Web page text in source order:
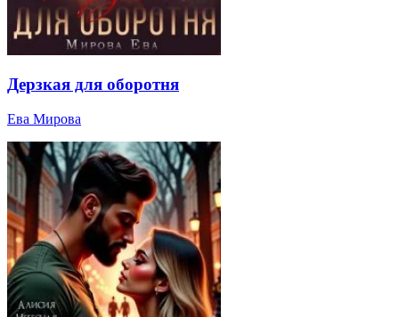
Дерзкая для оборотня
Ева Мирова